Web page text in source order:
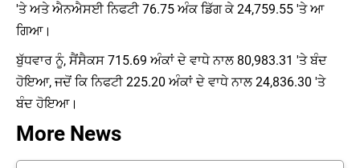
'ਤੇ ਅਤੇ ਐਨਐਸਈ ਨਿਫਟੀ 76.75 ਅੰਕ ਡਿੱਗ ਕੇ 24,759.55 'ਤੇ ਆ
ਗਿਆ।
ਬੁੱਧਵਾਰ ਨੂੰ, ਸੈਂਸੈਕਸ 715.69 ਅੰਕਾਂ ਦੇ ਵਾਧੇ ਨਾਲ 80,983.31 'ਤੇ ਬੰਦ
ਹੋਇਆ, ਜਦੋਂ ਕਿ ਨਿਫਟੀ 225.20 ਅੰਕਾਂ ਦੇ ਵਾਧੇ ਨਾਲ 24,836.30 'ਤੇ
ਬੰਦ ਹੋਇਆ।
More News